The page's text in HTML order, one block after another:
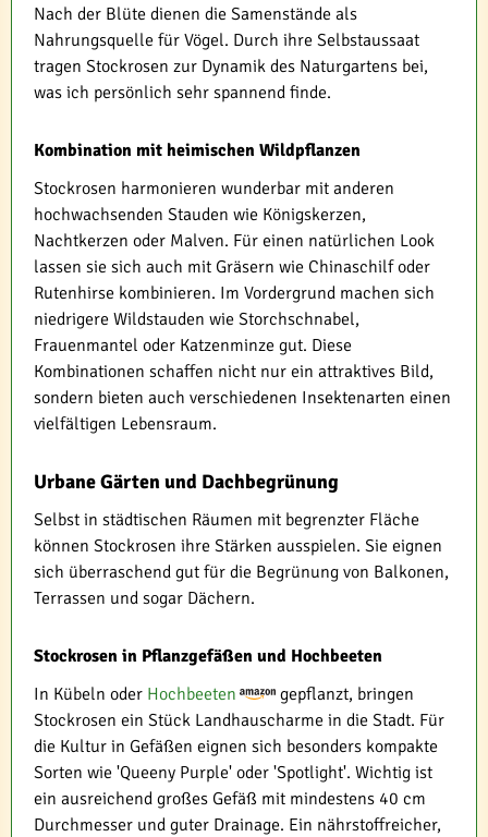
Nach der Blüte dienen die Samenstände als
Nahrungsquelle für Vögel. Durch ihre Selbstaussaat
tragen Stockrosen zur Dynamik des Naturgartens bei,
was ich persönlich sehr spannend finde.
Kombination mit heimischen Wildpflanzen
Stockrosen harmonieren wunderbar mit anderen
hochwachsenden Stauden wie Königskerzen,
Nachtkerzen oder Malven. Für einen natürlichen Look
lassen sie sich auch mit Gräsern wie Chinaschilf oder
Rutenhirse kombinieren. Im Vordergrund machen sich
niedrigere Wildstauden wie Storchschnabel,
Frauenmantel oder Katzenminze gut. Diese
Kombinationen schaffen nicht nur ein attraktives Bild,
sondern bieten auch verschiedenen Insektenarten einen
vielfältigen Lebensraum.
Urbane Gärten und Dachbegrünung
Selbst in städtischen Räumen mit begrenzter Fläche
können Stockrosen ihre Stärken ausspielen. Sie eignen
sich überraschend gut für die Begrünung von Balkonen,
Terrassen und sogar Dächern.
Stockrosen in Pflanzgefäßen und Hochbeeten
In Kübeln oder Hochbeeten
gepflanzt, bringen
Stockrosen ein Stück Landhauscharme in die Stadt. Für
die Kultur in Gefäßen eignen sich besonders kompakte
Sorten wie 'Queeny Purple' oder 'Spotlight'. Wichtig ist
ein ausreichend großes Gefäß mit mindestens 40 cm
Durchmesser und guter Drainage. Ein nährstoffreicher,